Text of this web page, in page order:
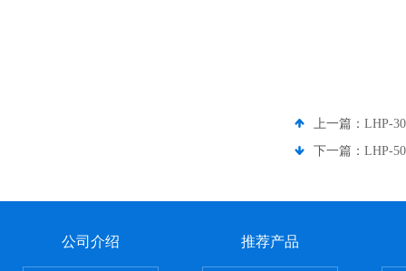
上一篇： LHP-
下一篇： LHP-
公司介绍 推荐产品